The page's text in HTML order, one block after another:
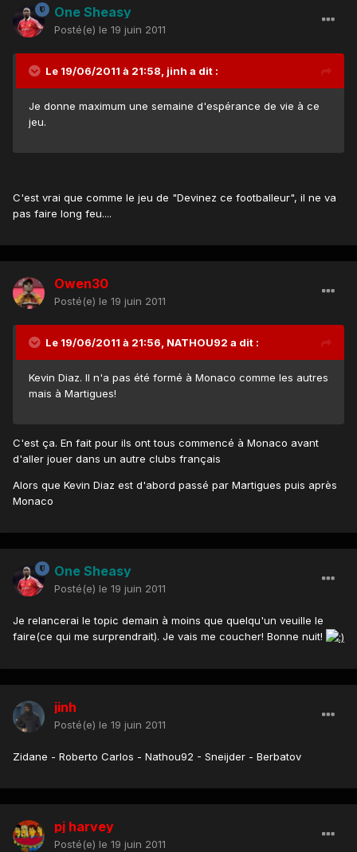
One Sheasy
Posté(e) le 19 juin 2011
Le 19/06/2011 à 21:58, jinh a dit :
Je donne maximum une semaine d'espérance de vie à ce
jeu.
C'est vrai que comme le jeu de "Devinez ce footballeur", il ne va
pas faire long feu....
Owen30
Posté(e) le 19 juin 2011
Le 19/06/2011 à 21:56, NATHOU92 a dit :
Kevin Diaz. Il n'a pas été formé à Monaco comme les autres
mais à Martigues!
C'est ça. En fait pour ils ont tous commencé à Monaco avant
d'aller jouer dans un autre clubs français
Alors que Kevin Diaz est d'abord passé par Martigues puis après
Monaco
One Sheasy
Posté(e) le 19 juin 2011
Je relancerai le topic demain à moins que quelqu'un veuille le
faire(ce qui me surprendrait). Je vais me coucher! Bonne nuit!
jinh
Posté(e) le 19 juin 2011
Zidane - Roberto Carlos - Nathou92 - Sneijder - Berbatov
pj harvey
Posté(e) le 19 juin 2011